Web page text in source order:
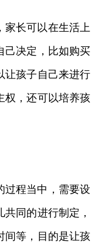
家长可以在生活上
己决定，比如购买
让孩子自己来进行
权，还可以培养孩
过程当中，需要设
同的进行制定，
间等，目的是让孩